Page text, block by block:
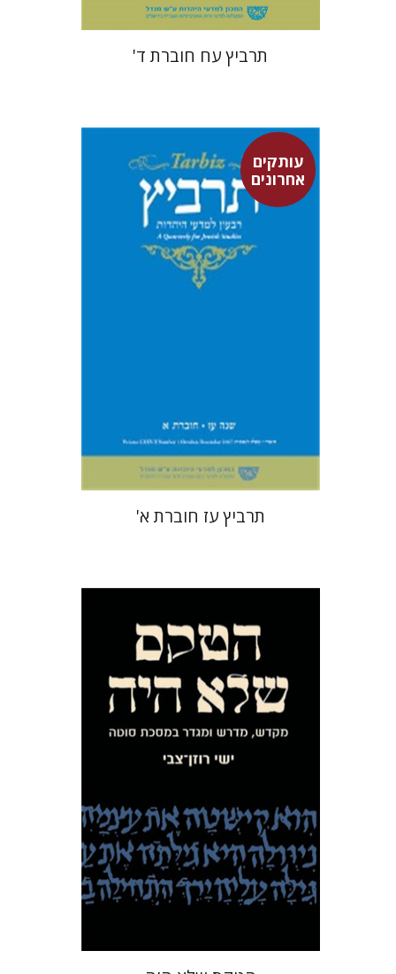
תרביץ עח חוברת ד'
עותקים
אחרונים
גיא דרשן יונתן גרוסמן
שלום צדיק
יואב רוזנטל
ישי רוזן-צבי
שמחה עמנואל
הקר יוסף
יעקב אלבוים
$26
תרביץ עז חוברת א'
ישי רוזן-צבי
הנחת אתר ספר מודפס
$34
$31